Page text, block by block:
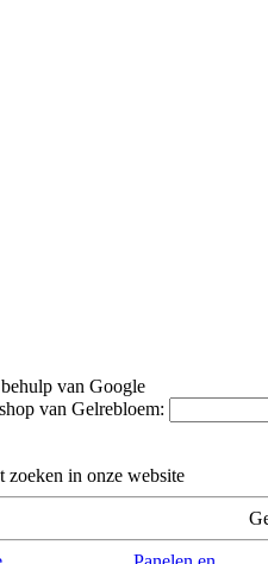
van Google
van Gelrebloem:
zoeken in onze website